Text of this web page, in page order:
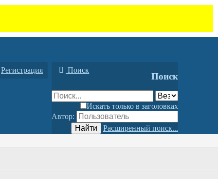
Регистрация Поиск
Поиск
Искать только в заголовках
Автор:
Найти
Расширенный поиск...